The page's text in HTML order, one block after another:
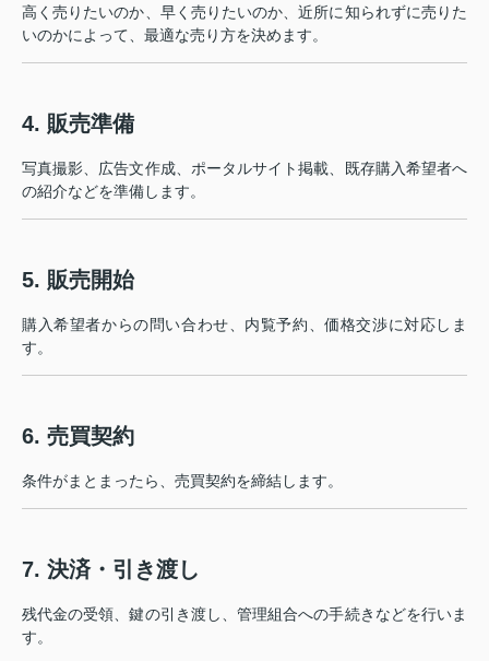
高く売りたいのか、早く売りたいのか、近所に知られずに売りた
いのかによって、最適な売り方を決めます。
4. 販売準備
写真撮影、広告文作成、ポータルサイト掲載、既存購入希望者へ
の紹介などを準備します。
5. 販売開始
購入希望者からの問い合わせ、内覧予約、価格交渉に対応しま
す。
6. 売買契約
条件がまとまったら、売買契約を締結します。
7. 決済・引き渡し
残代金の受領、鍵の引き渡し、管理組合への手続きなどを行いま
す。